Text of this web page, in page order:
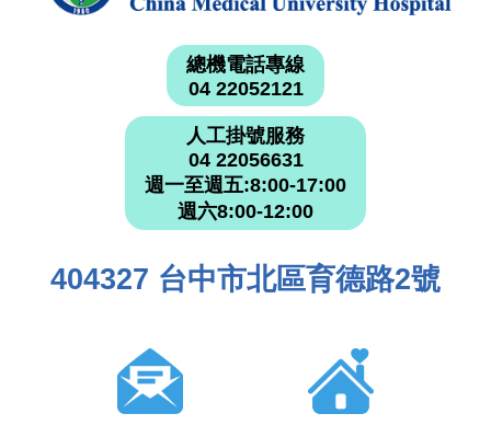
總機電話專線
04 22052121
人工掛號服務
04 22056631
週一至週五:8:00-17:00
週六8:00-12:00
404327 台中市北區育德路2號